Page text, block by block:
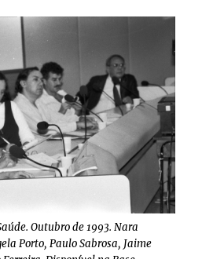
Outubro de 1993. Nara
Porto, Paulo Sabrosa, Jaime